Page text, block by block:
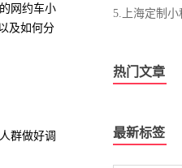
热门文章
最新标签
网约车小
及如何分
群做好调